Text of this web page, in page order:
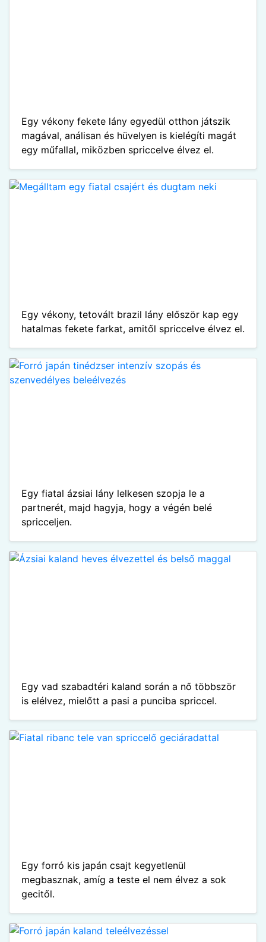
Egy vékony fekete lány egyedül otthon játszik
magával, análisan és hüvelyen is kielégíti magát
egy műfallal, miközben spriccelve élvez el.
Egy vékony, tetovált brazil lány először kap egy
hatalmas fekete farkat, amitől spriccelve élvez el.
Egy fiatal ázsiai lány lelkesen szopja le a
partnerét, majd hagyja, hogy a végén belé
spricceljen.
Egy vad szabadtéri kaland során a nő többször
is elélvez, mielőtt a pasi a punciba spriccel.
Egy forró kis japán csajt kegyetlenül
megbasznak, amíg a teste el nem élvez a sok
gecitől.